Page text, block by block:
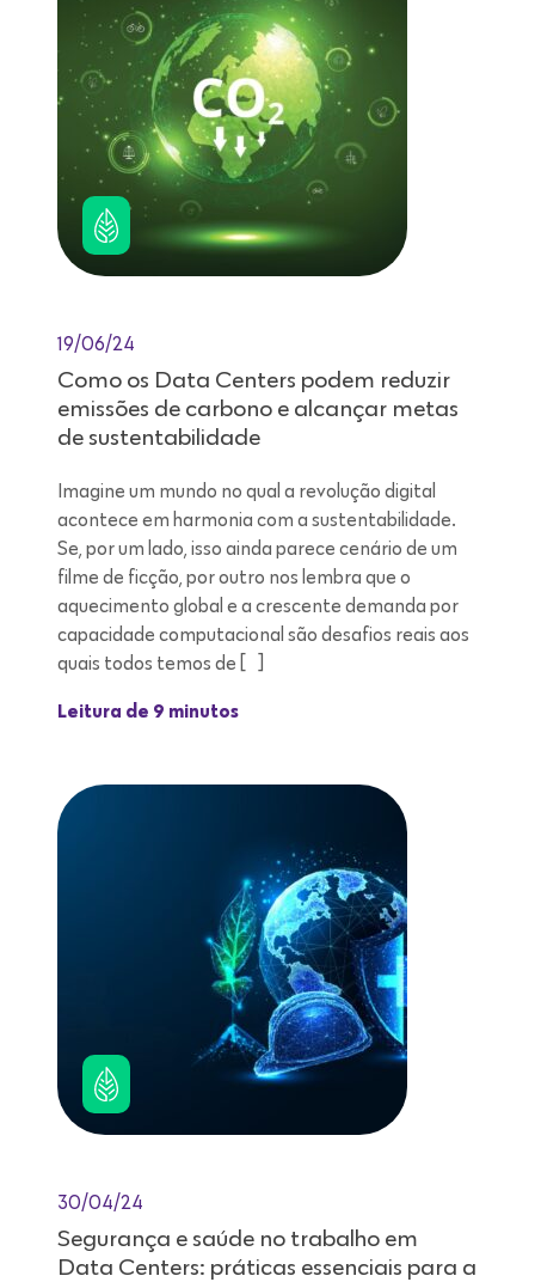
19/06/24
Como os Data Centers podem reduzir
emissões de carbono e alcançar metas
de sustentabilidade
Imagine um mundo no qual a revolução digital
acontece em harmonia com a sustentabilidade.
Se, por um lado, isso ainda parece cenário de um
filme de ficção, por outro nos lembra que o
aquecimento global e a crescente demanda por
capacidade computacional são desafios reais aos
quais todos temos de […]
Leitura de 9 minutos
30/04/24
Segurança e saúde no trabalho em
Data Centers: práticas essenciais para a